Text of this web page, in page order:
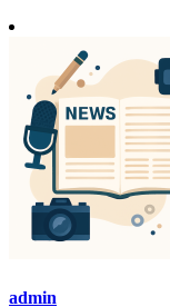
admin